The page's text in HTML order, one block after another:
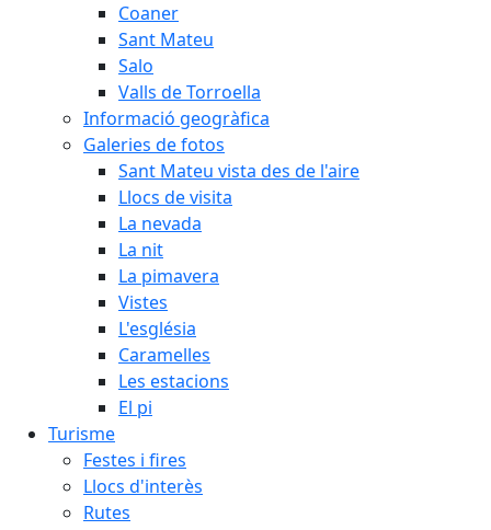
Coaner
Sant Mateu
Salo
Valls de Torroella
Informació geogràfica
Galeries de fotos
Sant Mateu vista des de l'aire
Llocs de visita
La nevada
La nit
La pimavera
Vistes
L'església
Caramelles
Les estacions
El pi
Turisme
Festes i fires
Llocs d'interès
Rutes